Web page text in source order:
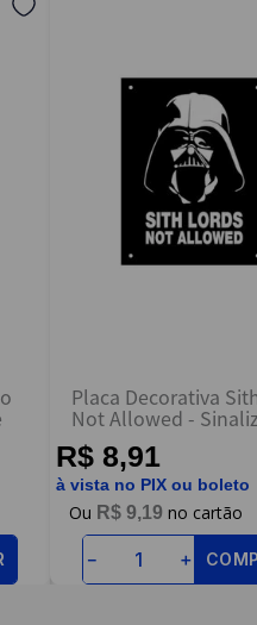
avaliação
Placa Decorativa
Not Allowed -
R$ 8,91
à vista no PIX ou boleto
R$ 9,19
＋
－